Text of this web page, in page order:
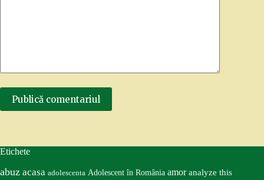
Publică comentariul
Etichete
abuz acasa adolescenta Adolescent în România amor analyze this